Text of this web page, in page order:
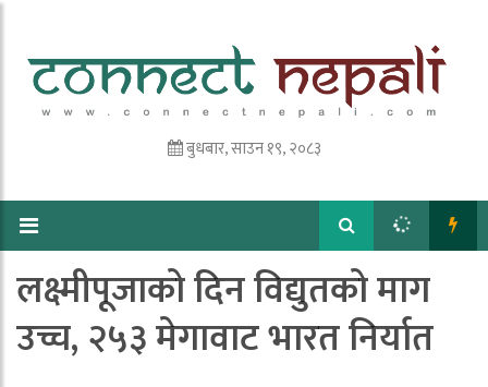
बुधबार, साउन १९, २०८३
लक्ष्मीपूजाको दिन विद्युतको माग
उच्च, २५३ मेगावाट भारत निर्यात